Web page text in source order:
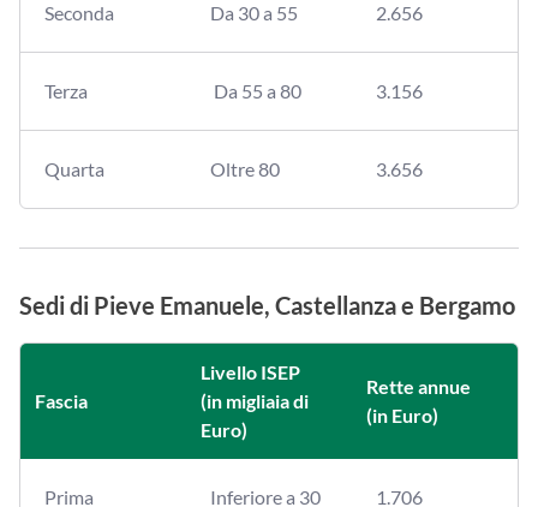
Seconda Da 30 a 55 2.656
Terza Da 55 a 80 3.156
Quarta Oltre 80 3.656
Sedi di Pieve Emanuele, Castellanza e Bergamo
Fascia
Livello ISEP
(in migliaia di
Euro)
Rette annue
(in Euro)
Prima Inferiore a 30 1.706